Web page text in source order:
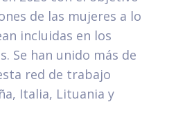
de las mujeres a lo
incluidas en los
Se han unido más de
red de trabajo
Italia, Lituania y